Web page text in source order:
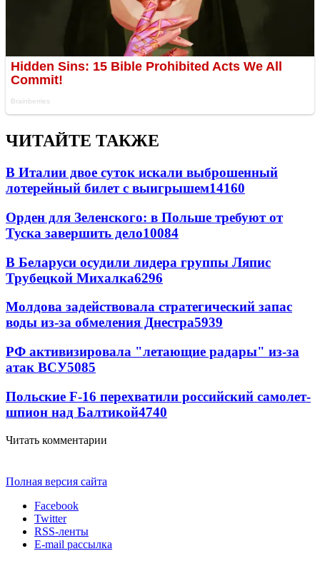
ЧИТАЙТЕ ТАКЖЕ
В Италии двое суток искали выброшенный
лотерейный билет с выигрышем14160
Орден для Зеленского: в Польше требуют от
Туска завершить дело10084
В Беларуси осудили лидера группы Ляпис
Трубецкой Михалка6296
Молдова задействовала стратегический запас
воды из-за обмеления Днестра5939
РФ активизировала "летающие радары" из-за
атак ВСУ5085
Польские F-16 перехватили российский самолет-
шпион над Балтикой4740
Читать комментарии
Полная версия сайта
Facebook
Twitter
RSS-ленты
E-mail рассылка